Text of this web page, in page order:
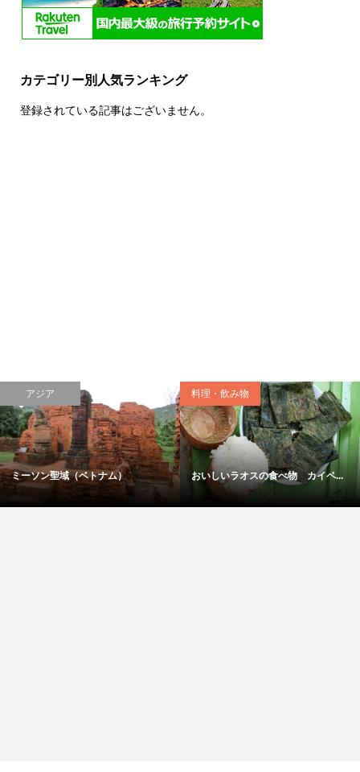
カテゴリー別人気ランキング
登録されている記事はございません。
アジア
ミーソン聖域（ベトナム）
料理・飲み物
おいしいラオスの食べ物 カイペ...